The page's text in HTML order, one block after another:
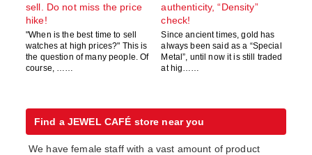
sell. Do not miss the price
hike!
"When is the best time to sell
watches at high prices?" This is
the question of many people. Of
course, ……
authenticity, “Density”
check!
Since ancient times, gold has
always been said as a “Special
Metal”, until now it is still traded
at hig……
Find a JEWEL CAFÉ store near you
We have female staff with a vast amount of product